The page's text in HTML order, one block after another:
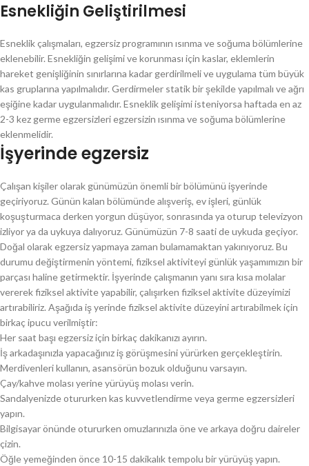
Esnekliğin Geliştirilmesi
Esneklik çalışmaları, egzersiz programının ısınma ve soğuma bölümlerine
eklenebilir. Esnekliğin gelişimi ve korunması için kaslar, eklemlerin
hareket genişliğinin sınırlarına kadar gerdirilmeli ve uygulama tüm büyük
kas gruplarına yapılmalıdır. Gerdirmeler statik bir şekilde yapılmalı ve ağrı
eşiğine kadar uygulanmalıdır. Esneklik gelişimi isteniyorsa haftada en az
2-3 kez germe egzersizleri egzersizin ısınma ve soğuma bölümlerine
eklenmelidir.
İşyerinde egzersiz
Çalışan kişiler olarak günümüzün önemli bir bölümünü işyerinde
geçiriyoruz. Günün kalan bölümünde alışveriş, ev işleri, günlük
koşuşturmaca derken yorgun düşüyor, sonrasında ya oturup televizyon
izliyor ya da uykuya dalıyoruz. Günümüzün 7-8 saati de uykuda geçiyor.
Doğal olarak egzersiz yapmaya zaman bulamamaktan yakınıyoruz. Bu
durumu değiştirmenin yöntemi, fiziksel aktiviteyi günlük yaşamımızın bir
parçası haline getirmektir. İşyerinde çalışmanın yanı sıra kısa molalar
vererek fiziksel aktivite yapabilir, çalışırken fiziksel aktivite düzeyimizi
artırabiliriz. Aşağıda iş yerinde fiziksel aktivite düzeyini artırabilmek için
birkaç ipucu verilmiştir:
Her saat başı egzersiz için birkaç dakikanızı ayırın.
İş arkadaşınızla yapacağınız iş görüşmesini yürürken gerçekleştirin.
Merdivenleri kullanın, asansörün bozuk olduğunu varsayın.
Çay/kahve molası yerine yürüyüş molası verin.
Sandalyenizde otururken kas kuvvetlendirme veya germe egzersizleri
yapın.
Bilgisayar önünde otururken omuzlarınızla öne ve arkaya doğru daireler
çizin.
Öğle yemeğinden önce 10-15 dakikalık tempolu bir yürüyüş yapın.